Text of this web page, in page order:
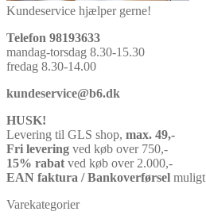
Kundeservice hjælper gerne!
Telefon 98193633
mandag-torsdag 8.30-15.30
fredag 8.30-14.00
kundeservice@b6.dk
HUSK!
Levering til GLS shop, max. 49,-
Fri levering ved køb over 750,-
15% rabat ved køb over 2.000,-
EAN faktura / Bankoverførsel muligt
Varekategorier